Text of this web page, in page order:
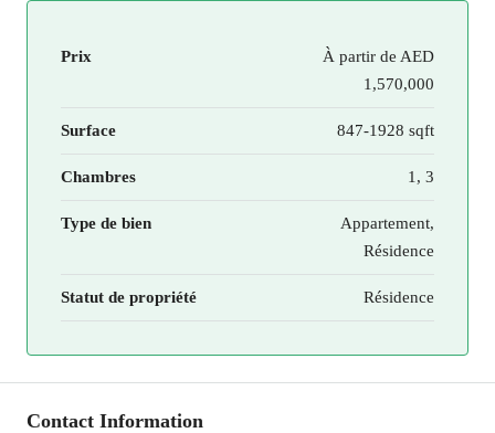
Prix À partir de AED
1,570,000
Surface 847-1928 sqft
Chambres 1, 3
Type de bien
Appartement,
Résidence
Statut de propriété Résidence
Contact Information